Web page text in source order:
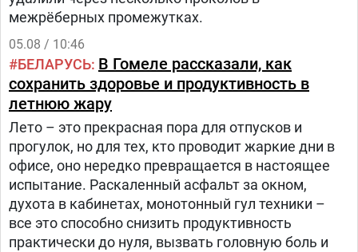
межрёберных промежутках.
05.08 / 10:46
БЕЛАРУСЬ В Гомеле рассказали, как
сохранить здоровье и продуктивность в
летнюю жару
Лето – это прекрасная пора для отпусков и
прогулок, но для тех, кто проводит жаркие дни в
офисе, оно нередко превращается в настоящее
испытание. Раскаленный асфальт за окном,
духота в кабинетах, монотонный гул техники –
все это способно снизить продуктивность
практически до нуля, вызвать головную боль и